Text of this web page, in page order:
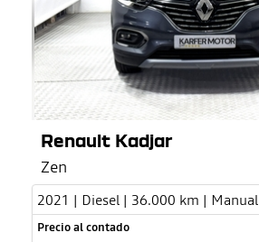
Renault Kadjar
Zen
2021 | Diesel | 36.000 km | Manual
Precio al contado